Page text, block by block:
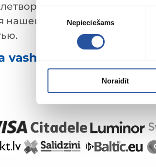
Piekrišanas
izvēle
Nepieciešams
Noraidīt
клиента
нашей главной
vashego doma i sada!